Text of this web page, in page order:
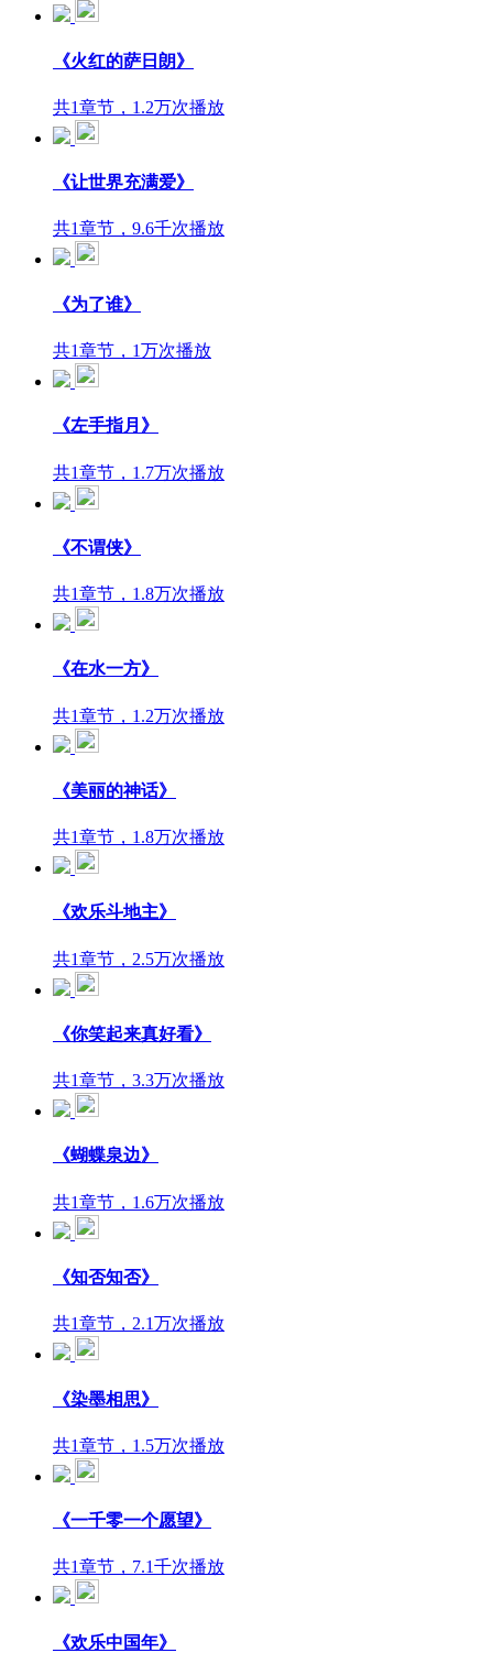
《火红的萨日朗》
共1章节，1.2万次播放
《让世界充满爱》
共1章节，9.6千次播放
《为了谁》
共1章节，1万次播放
《左手指月》
共1章节，1.7万次播放
《不谓侠》
共1章节，1.8万次播放
《在水一方》
共1章节，1.2万次播放
《美丽的神话》
共1章节，1.8万次播放
《欢乐斗地主》
共1章节，2.5万次播放
《你笑起来真好看》
共1章节，3.3万次播放
《蝴蝶泉边》
共1章节，1.6万次播放
《知否知否》
共1章节，2.1万次播放
《染墨相思》
共1章节，1.5万次播放
《一千零一个愿望》
共1章节，7.1千次播放
《欢乐中国年》